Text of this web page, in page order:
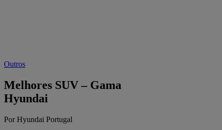
Outros
Melhores SUV – Gama
Hyundai
Por Hyundai Portugal